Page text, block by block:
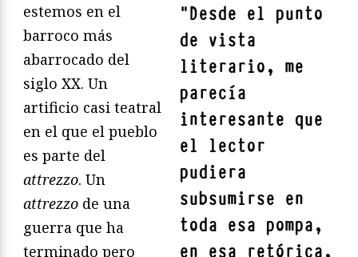
"Desde el punto
de vista
literario, me
parecía
interesante que
el lector
pudiera
subsumirse en
toda esa pompa,
en esa retórica,
estemos en el
barroco más
abarrocado del
siglo XX. Un
artificio casi teatral
en el que el pueblo
es parte del
attrezzo. Un
attrezzo de una
guerra que ha
terminado pero